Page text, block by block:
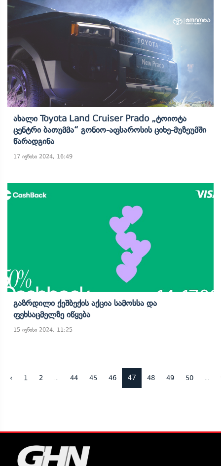
Ახალი Toyota Land Cruiser Prado „ტოიოტა
Ცენტრი Ბათუმმა“ Გონიო-Აფსაროსის Ციხე-Მუზეუმში
Წარადგინა
17 ივნისი 2024, 16:49
Გაზრდილი Ქეშბექის Აქცია Სამოსსა Და
Ფეხსაცმელზე Იწყება
15 ივნისი 2024, 11:25
‹ 1 2 44 45 46 47 48 49 50